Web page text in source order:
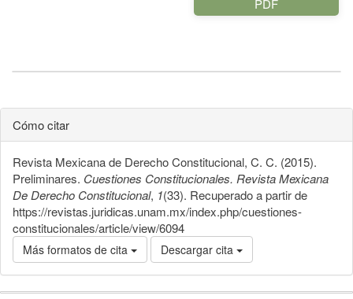
PDF
Cómo citar
Revista Mexicana de Derecho Constitucional, C. C. (2015).
Preliminares. Cuestiones Constitucionales. Revista Mexicana
De Derecho Constitucional, 1(33). Recuperado a partir de
https://revistas.juridicas.unam.mx/index.php/cuestiones-
constitucionales/article/view/6094
Más formatos de cita Descargar cita